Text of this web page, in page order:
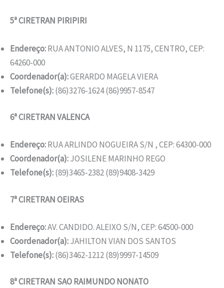
5ª CIRETRAN PIRIPIRI
Endereço:RUA ANTONIO ALVES, N 1175, CENTRO, CEP:
64260-000
Coordenador(a):GERARDO MAGELA VIERA
Telefone(s):(86)3276-1624 (86)9957-8547
6ª CIRETRAN VALENCA
Endereço:RUA ARLINDO NOGUEIRA S/N , CEP: 64300-000
Coordenador(a):JOSILENE MARINHO REGO
Telefone(s):(89)3465-2382 (89)9408-3429
7ª CIRETRAN OEIRAS
Endereço:AV. CANDIDO. ALEIXO S/N, CEP: 64500-000
Coordenador(a):JAHILTON VIAN DOS SANTOS
Telefone(s):(86)3462-1212 (89)9997-14509
8ª CIRETRAN SAO RAIMUNDO NONATO